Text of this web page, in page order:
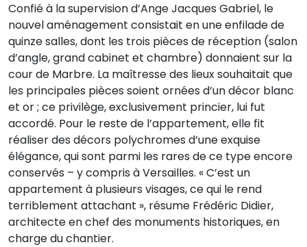
Confié à la supervision d’Ange Jacques Gabriel, le
nouvel aménagement consistait en une enfilade de
quinze salles, dont les trois pièces de réception (salon
d’angle, grand cabinet et chambre) donnaient sur la
cour de Marbre. La maîtresse des lieux souhaitait que
les principales pièces soient ornées d’un décor blanc
et or ; ce privilège, exclusivement princier, lui fut
accordé. Pour le reste de l’appartement, elle fit
réaliser des décors polychromes d’une exquise
élégance, qui sont parmi les rares de ce type encore
conservés – y compris à Versailles. « C’est un
appartement à plusieurs visages, ce qui le rend
terriblement attachant », résume Frédéric Didier,
architecte en chef des monuments historiques, en
charge du chantier.